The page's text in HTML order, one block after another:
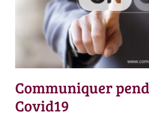
Communiquer pendant la
Communiquer
Covid19